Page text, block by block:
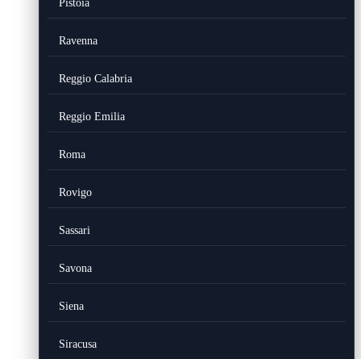
Pistoia
Ravenna
Reggio Calabria
Reggio Emilia
Roma
Rovigo
Sassari
Savona
Siena
Siracusa